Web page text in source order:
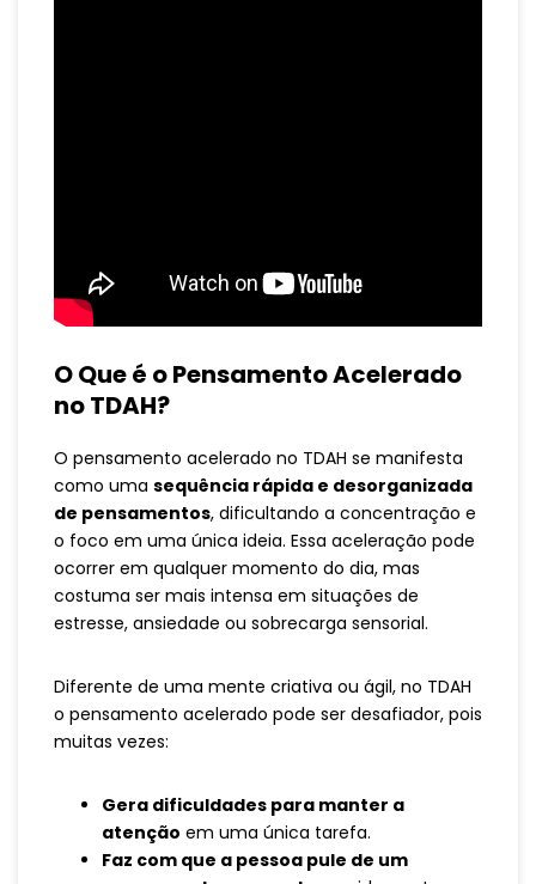
O Que é o Pensamento Acelerado
no TDAH?
O pensamento acelerado no TDAH se manifesta
como uma sequência rápida e desorganizada
de pensamentos, dificultando a concentração e
o foco em uma única ideia. Essa aceleração pode
ocorrer em qualquer momento do dia, mas
costuma ser mais intensa em situações de
estresse, ansiedade ou sobrecarga sensorial.
Diferente de uma mente criativa ou ágil, no TDAH
o pensamento acelerado pode ser desafiador, pois
muitas vezes:
Gera dificuldades para manter a
atenção em uma única tarefa.
Faz com que a pessoa pule de um